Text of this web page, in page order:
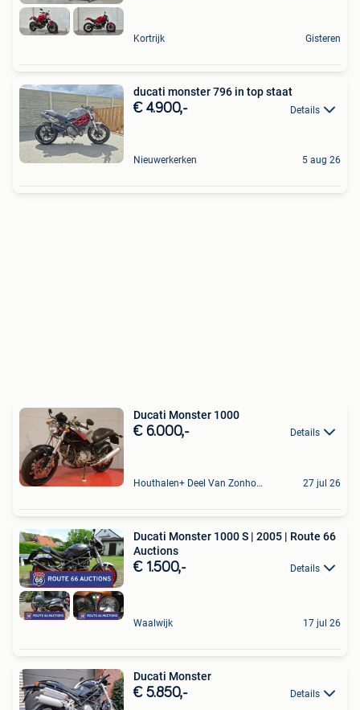
Kortrijk Gisteren
ducati monster 796 in top staat
€ 4.900,- Details
Nieuwerkerken 5 aug 26
Ducati Monster 1000
€ 6.000,- Details
Houthalen+ Deel Van Zonhoven En Zolder 27 jul 26
Ducati Monster 1000 S | 2005 | Route 66
Auctions
€ 1.500,- Details
Waalwijk 17 jul 26
Ducati Monster
€ 5.850,- Details